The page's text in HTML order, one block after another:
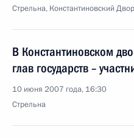
Стрельна, Константиновский
В Константиновском
глав государств –
10 июня 2007 года, 16:30
Стрельна